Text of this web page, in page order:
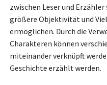
zwischen Leser und
größere Objektivität und
ermöglichen. Durch die
Charakteren können
miteinander verknüpft
Geschichte erzählt werden.